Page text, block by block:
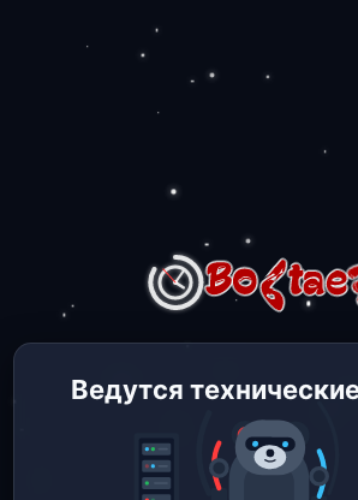
Ведутся